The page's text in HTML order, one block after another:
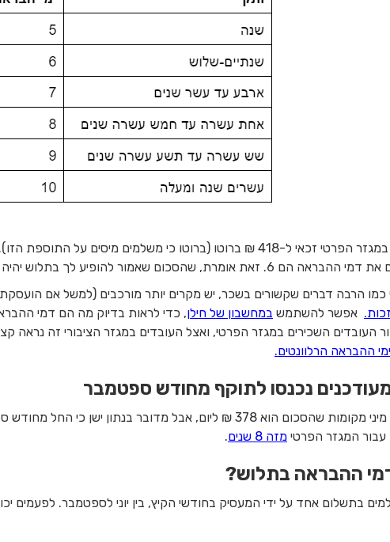
על כל יום הבראה, עובד במגזר הפרטי זכאי ל-418 ₪ ברוטו (ברוטו כי
שהסכום שאמור להופיע לך בתלוש יהיה 2,508 ₪.
כמו הרבה דברים שקשורים בשכר, יש מקרים יותר מורכבים (למשל אם
אפשר להשתמש במחשבון של חילן, כדי לראות בדיוק מה הם דמי
העובדים השכירים במגזר הפרטי, ואצל העובדים במגזר הציבורי זה נראה
ההבראה הרלוונטים.
נכנסו לתוקף מחודש ספטמבר
₪ ליום, אבל מדובר בנתון ישן כי החל מחודש ספטמבר
המגזר הפרטי מזה 8 שנים .
ההבראה בתלוש?
בתשלום אחד על ידי המעסיק בחודשי הקיץ, בין יוני לספטמבר.